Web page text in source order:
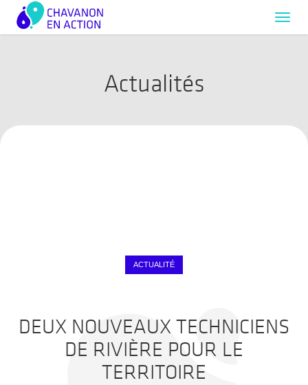
Actualités
ACTUALITÉ
DEUX NOUVEAUX TECHNICIENS
DE RIVIÈRE POUR LE
TERRITOIRE